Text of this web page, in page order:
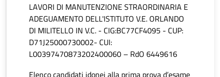
LAVORI DI MANUTENZIONE STRAORDINARIA E
ADEGUAMENTO DELL'ISTITUTO V.E. ORLANDO
DI MILITELLO IN V.C. - CIG:BC77CF4095 - CUP:
D71J25000730002- CUI:
L00397470873202400060 – RdO 6449616
Elenco candidati idonei alla prima prova d’esame